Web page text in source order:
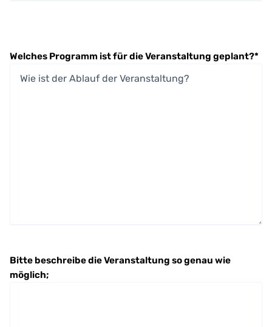
Welches Programm ist für die Veranstaltung geplant?*
Bitte beschreibe die Veranstaltung so genau wie
möglich;